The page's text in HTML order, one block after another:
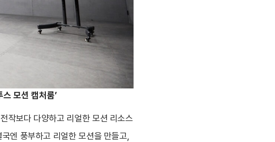
모션 캡처룸’
작보다 다양하고 리얼한 모션 리소스
엔 풍부하고 리얼한 모션을 만들고,